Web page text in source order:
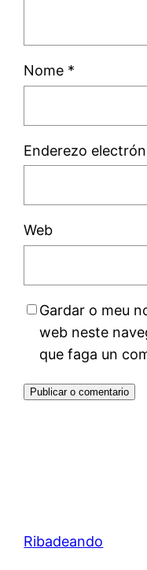
Nome *
Enderezo
Web
Gardar o meu
web neste
que faga un
Ribadeando